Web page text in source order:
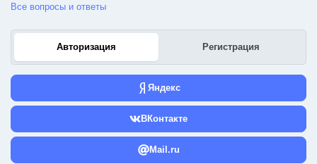
Все вопросы и ответы
Авторизация Регистрация
Яндекс
ВКонтакте
Mail.ru